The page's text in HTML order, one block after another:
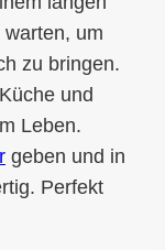
um
zu bringen.
und
Leben.
geben und in
Perfekt